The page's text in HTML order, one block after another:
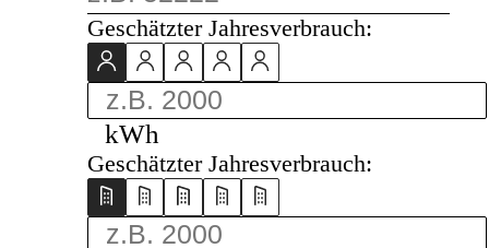
Geschätzter Jahresverbrauch:
kWh
Geschätzter Jahresverbrauch: